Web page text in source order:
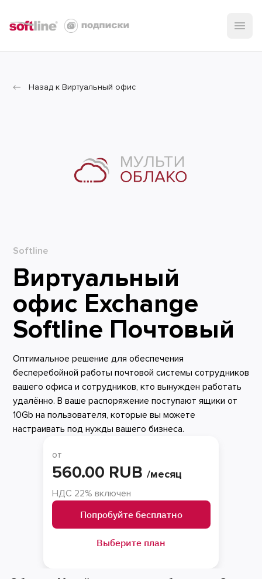
Назад к Виртуальный офис
Softline
Виртуальный
офис Exchange
Softline Почтовый
Оптимальное решение для обеспечения
бесперебойной работы почтовой системы сотрудников
вашего офиса и сотрудников, кто вынужден работать
удалённо. В ваше распоряжение поступают ящики от
10Gb на пользователя, которые вы можете
настраивать под нужды вашего бизнеса.
от
560.00 RUB /месяц
НДС 22% включен
Попробуйте бесплатно
Выберите план